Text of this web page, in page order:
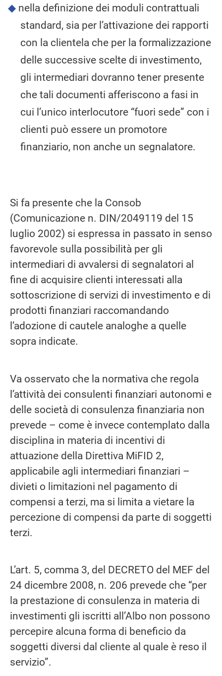
nella definizione dei moduli contrattuali
standard, sia per l’attivazione dei rapporti
con la clientela che per la formalizzazione
delle successive scelte di investimento,
gli intermediari dovranno tener presente
che tali documenti afferiscono a fasi in
cui l’unico interlocutore “fuori sede” con i
clienti può essere un promotore
finanziario, non anche un segnalatore.
Si fa presente che la Consob
(Comunicazione n. DIN/2049119 del 15
luglio 2002) si espressa in passato in senso
favorevole sulla possibilità per gli
intermediari di avvalersi di segnalatori al
fine di acquisire clienti interessati alla
sottoscrizione di servizi di investimento e di
prodotti finanziari raccomandando
l’adozione di cautele analoghe a quelle
sopra indicate.
Va osservato che la normativa che regola
l’attività dei consulenti finanziari autonomi e
delle società di consulenza finanziaria non
prevede – come è invece contemplato dalla
disciplina in materia di incentivi di
attuazione della Direttiva MiFID 2,
applicabile agli intermediari finanziari –
divieti o limitazioni nel pagamento di
compensi a terzi, ma si limita a vietare la
percezione di compensi da parte di soggetti
terzi.
L’art. 5, comma 3, del DECRETO del MEF del
24 dicembre 2008, n. 206 prevede che “per
la prestazione di consulenza in materia di
investimenti gli iscritti all’Albo non possono
percepire alcuna forma di beneficio da
soggetti diversi dal cliente al quale è reso il
servizio”.